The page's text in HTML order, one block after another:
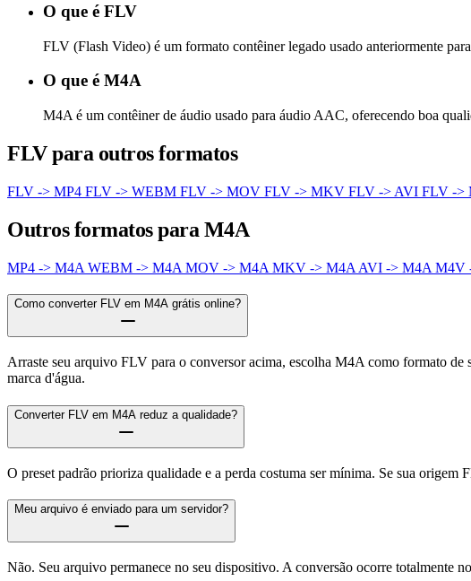
O que é FLV
FLV (Flash Video) é um formato contêiner legado usado anteriormente
O que é M4A
M4A é um contêiner de áudio usado para áudio AAC, oferecendo boa
FLV para outros formatos
FLV -> MP4 FLV -> WEBM FLV -> MOV FLV -> MKV FLV -> AVI FLV ->
Outros formatos para M4A
MP4 -> M4A WEBM -> M4A MOV -> M4A MKV -> M4A AVI -> M4A M4V
Como converter FLV em M4A grátis online?
Arraste seu arquivo FLV para o conversor acima, escolha M4A como formato
marca d'água.
Converter FLV em M4A reduz a qualidade?
O preset padrão prioriza qualidade e a perda costuma ser mínima. Se sua
Meu arquivo é enviado para um servidor?
Não. Seu arquivo permanece no seu dispositivo. A conversão ocorre totalmente